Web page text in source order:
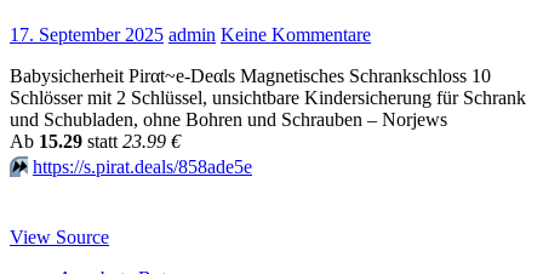
17. September 2025 admin Keine Kommentare
Babysicherheit Pirαt~е-Dеαls Magnetisches Schrankschloss 10
Schlösser mit 2 Schlüssel, unsichtbare Kindersicherung für Schrank
und Schubladen, ohne Bohren und Schrauben – Norjews
Аb 15.29 statt 23.99 €
⏩️ https://s.pirat.deals/858ade5e
View Source